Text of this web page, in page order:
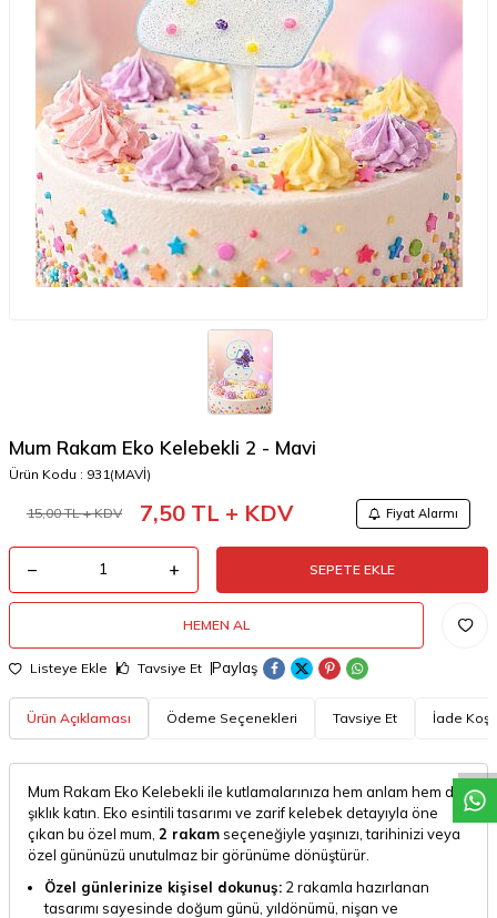
W
h
a
t
a
p
p
D
e
s
t
e
H
a
t
t
Mum Rakam Eko Kelebekli 2 - Mavi
Ürün Kodu : 931(MAVİ)
15,00TL + KDV 7,50 TL + KDV Fiyat Alarmı
SEPETE EKLE
HEMEN AL
Listeye Ekle Tavsiye Et Paylaş
Ürün Açıklaması Ödeme Seçenekleri Tavsiye Et İade
Mum Rakam Eko Kelebekli ile kutlamalarınıza hem anlam hem de
şıklık katın. Eko esintili tasarımı ve zarif kelebek detayıyla öne
çıkan bu özel mum, 2 rakam seçeneğiyle yaşınızı, tarihinizi veya
özel gününüzü unutulmaz bir görünüme dönüştürür.
Özel günlerinize kişisel dokunuş: 2 rakamla hazırlanan
tasarımı sayesinde doğum günü, yıldönümü, nişan ve